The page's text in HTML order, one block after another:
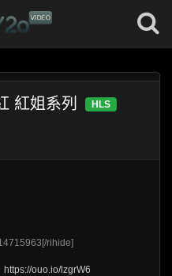
紅姐系列 HLS
rihide]
https://ouo.io/lzgrW6